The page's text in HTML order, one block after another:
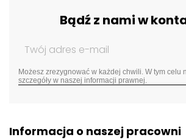
Bądź z nami w
Możesz zrezygnować w każdej chwili. W tym celu
szczegóły w naszej informacji prawnej.
Informacja o naszej pracowni